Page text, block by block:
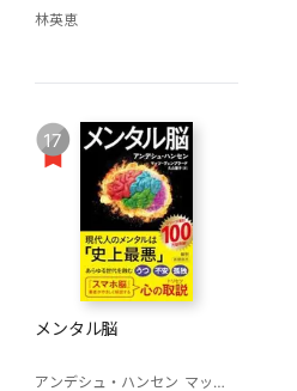
林英恵
17
メンタル脳
アンデシュ・ハンセン マッツ・ヴェンブラード